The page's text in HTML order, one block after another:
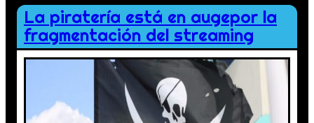
La piratería está en augepor la
fragmentación del streaming